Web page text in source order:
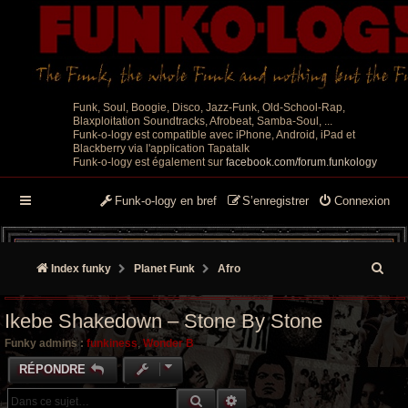
Funk, Soul, Boogie, Disco, Jazz-Funk, Old-School-Rap,
Blaxploitation Soundtracks, Afrobeat, Samba-Soul, ...
Funk-o-logy est compatible avec iPhone, Android, iPad et
Blackberry via l'application Tapatalk
Funk-o-logy est également sur facebook.com/forum.funkology
Connexion
S’enregistrer
Funk-o-logy en bref
Index funky Planet Funk Afro
e
Ikebe Shakedown – Stone By Stone
Funky admins : funkiness, Wonder B
RÉPONDRE
RECHERCHE GROOVY
RECHERCHE AVANCÉE